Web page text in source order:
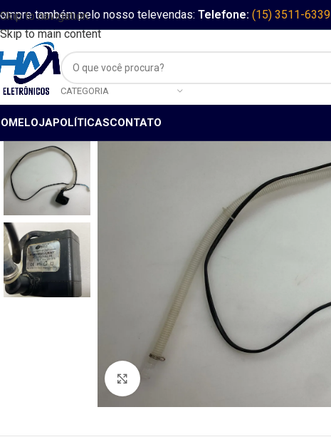
Skip to navigation
Skip to main content
também pelo nosso televendas: Telefone: (15) 3511-6339
CATEGORIA
LOJAPOLÍTICASCONTATO